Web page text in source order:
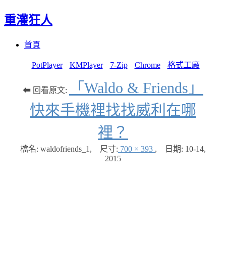
重灌狂人
首頁
PotPlayer KMPlayer 7-Zip Chrome 格式工廠
⬅ 回看原文:
「Waldo & Friends」
快來手機裡找找威利在哪
裡？
檔名: waldofriends_1 , 尺寸: 700 × 393 , 日期: 10-14,
2015